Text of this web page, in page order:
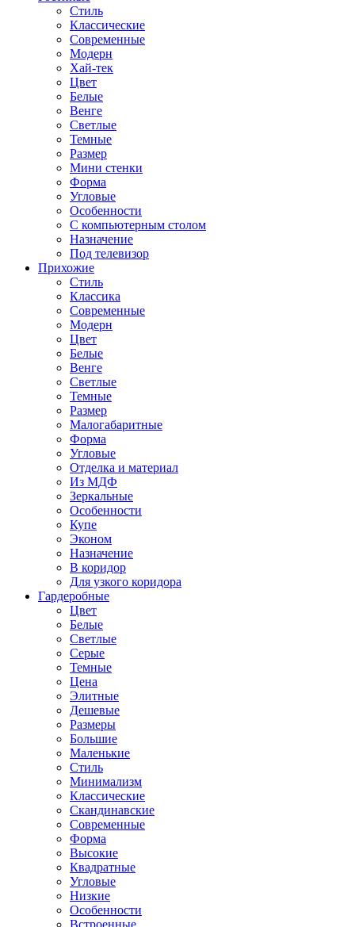
Стиль
Классические
Современные
Модерн
Хай-тек
Цвет
Белые
Венге
Светлые
Темные
Размер
Мини стенки
Форма
Угловые
Особенности
С компьютерным столом
Назначение
Под телевизор
Прихожие
Стиль
Классика
Современные
Модерн
Цвет
Белые
Венге
Светлые
Темные
Размер
Малогабаритные
Форма
Угловые
Отделка и материал
Из МДФ
Зеркальные
Особенности
Купе
Эконом
Назначение
В коридор
Для узкого коридора
Гардеробные
Цвет
Белые
Светлые
Серые
Темные
Цена
Элитные
Дешевые
Размеры
Большие
Маленькие
Стиль
Минимализм
Классические
Скандинавские
Современные
Форма
Высокие
Квадратные
Угловые
Низкие
Особенности
Встроенные